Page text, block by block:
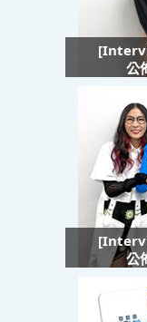
公
公